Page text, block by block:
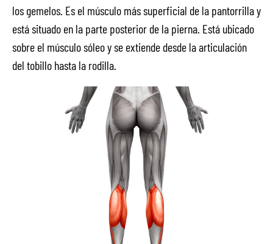
los gemelos. Es el músculo más superficial de la pantorrilla y
está situado en la parte posterior de la pierna. Está ubicado
sobre el músculo sóleo y se extiende desde la articulación
del tobillo hasta la rodilla.